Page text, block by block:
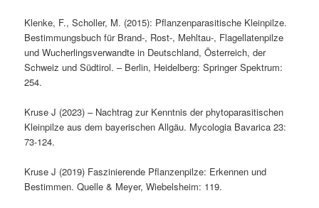
Klenke, F., Scholler, M. (2015): Pflanzenparasitische Kleinpilze.
Bestimmungsbuch für Brand-, Rost-, Mehltau-, Flagellatenpilze
und Wucherlingsverwandte in Deutschland, Österreich, der
Schweiz und Südtirol. – Berlin, Heidelberg: Springer Spektrum:
254.
Kruse J (2023) – Nachtrag zur Kenntnis der phytoparasitischen
Kleinpilze aus dem bayerischen Allgäu. Mycologia Bavarica 23:
73-124.
Kruse J (2019) Faszinierende Pflanzenpilze: Erkennen und
Bestimmen. Quelle & Meyer, Wiebelsheim: 119.